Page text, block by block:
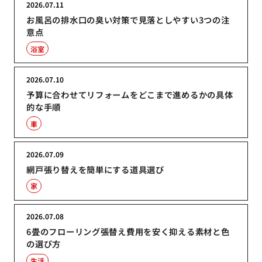
お風呂の排水口の臭い対策で見落としやすい3つの注
意点
2026.07.11
浴室
予算に合わせてリフォームをどこまで進めるかの具体
的な手順
2026.07.10
車
網戸張り替えを簡単にする道具選び
2026.07.09
家
6畳のフローリング張替え費用を安く抑える素材と色
の選び方
2026.07.08